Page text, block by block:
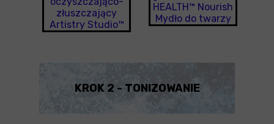
HEALTH™ Nourish
Mydło do twarzy
złuszczający
Artistry Studio™
KROK 2 - TONIZOWANIE